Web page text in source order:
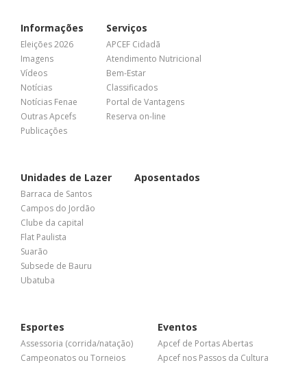
Informações
Eleições 2026
Imagens
Vídeos
Notícias
Notícias Fenae
Outras Apcefs
Publicações
Serviços
APCEF Cidadã
Atendimento Nutricional
Bem-Estar
Classificados
Portal de Vantagens
Reserva on-line
Unidades de Lazer
Barraca de Santos
Campos do Jordão
Clube da capital
Flat Paulista
Suarão
Subsede de Bauru
Ubatuba
Aposentados
Esportes
Assessoria (corrida/natação)
Campeonatos ou Torneios
Eventos
Apcef de Portas Abertas
Apcef nos Passos da Cultura